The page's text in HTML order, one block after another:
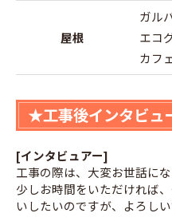
屋根
ガル
エコ
カフェ
★工事後インタビ
[インタビュアー]
工事の際は、大変お世話に
少しお時間をいただければ
いしたいのですが、よろし